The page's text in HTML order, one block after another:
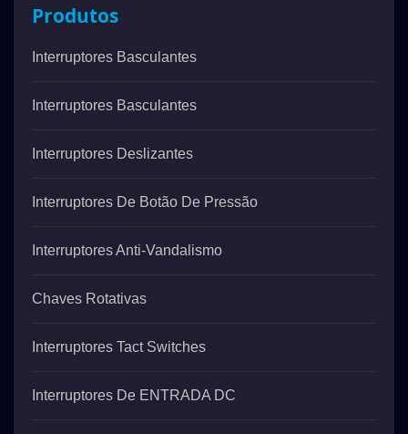
Produtos
Interruptores Basculantes
Interruptores Basculantes
Interruptores Deslizantes
Interruptores De Botão De Pressão
Interruptores Anti-Vandalismo
Chaves Rotativas
Interruptores Tact Switches
Interruptores De ENTRADA DC